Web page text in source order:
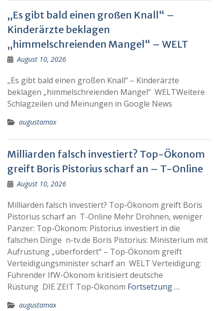
„Es gibt bald einen großen Knall“ –
Kinderärzte beklagen
„himmelschreienden Mangel“ – WELT
August 10, 2026
„Es gibt bald einen großen Knall“ – Kinderärzte
beklagen „himmelschreienden Mangel“ WELTWeitere
Schlagzeilen und Meinungen in Google News
augustamax
Milliarden falsch investiert? Top-Ökonom
greift Boris Pistorius scharf an – T-Online
August 10, 2026
Milliarden falsch investiert? Top-Ökonom greift Boris
Pistorius scharf an T-Online Mehr Drohnen, weniger
Panzer: Top-Ökonom: Pistorius investiert in die
falschen Dinge n-tv.de Boris Pistorius: Ministerium mit
Aufrüstung „überfordert“ – Top-Ökonom greift
Verteidigungsminister scharf an WELT Verteidigung:
Führender IfW-Ökonom kritisiert deutsche
Rüstung DIE ZEIT Top-Ökonom Fortsetzung …
augustamax